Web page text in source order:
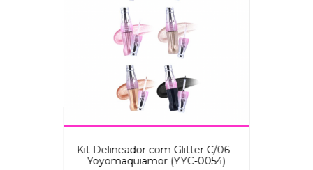
Kit Delineador com Glitter C/06 -
Yoyomaquiamor (YYC-0054)